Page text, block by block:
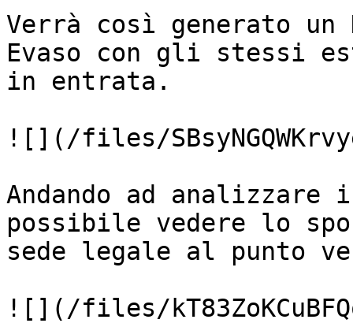
Verrà così generato
Evaso con gli stessi
in entrata.
![](/files/
Andando ad analizzare
possibile vedere lo
sede legale al punto
![](/files/